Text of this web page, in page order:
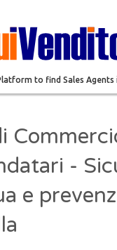
to find Sales Agents
-
e